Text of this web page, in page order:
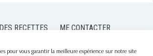
pour vous garantir la meilleure expérience sur notre site
RECETTES
ME CONTACTER